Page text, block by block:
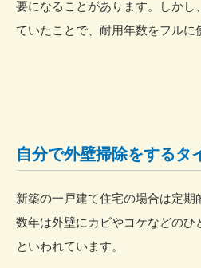
要になることがあります。しかし
ていたことで、耐用年数をフルに
自分で外壁掃除をするタ
新築の一戸建て住宅の場合は定期
数年は外壁にカビやコケなどのひ
といわれています。